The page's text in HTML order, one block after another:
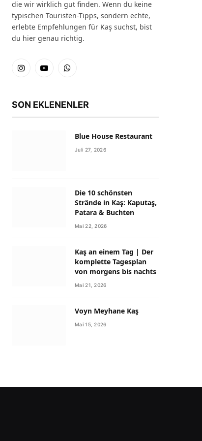
die wir wirklich gut finden. Wenn du keine
typischen Touristen-Tipps, sondern echte,
erlebte Empfehlungen für Kaş suchst, bist
du hier genau richtig.
InstagramYouTubeWhatsApp
SON EKLENENLER
Blue House Restaurant
Juli 27, 2026
Die 10 schönsten
Strände in Kaş: Kaputaş,
Patara & Buchten
Mai 22, 2026
Kaş an einem Tag | Der
komplette Tagesplan
von morgens bis nachts
Mai 21, 2026
Voyn Meyhane Kaş
Mai 15, 2026